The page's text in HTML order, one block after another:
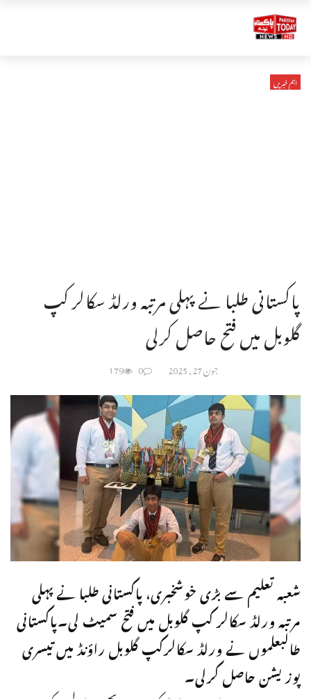
اہم خبریں
پاکستانی طلبا نے پہلی مرتبہ ورلڈ سکالر کپ
گلوبل میں فتح حاصل کرلی
جون 27, 2025 0
179
شعبہ تعلیم سے بڑی خوشخبری، پاکستانی طلبا نے پہلی
مرتبہ ورلڈ سکالر کپ گلوبل میں فتح سمیٹ لی۔پاکستانی
طالبعلموں نے ورلڈ سکالرکپ گلوبل راؤنڈ میں تیسری
پوزیشن حاصل کرلی۔